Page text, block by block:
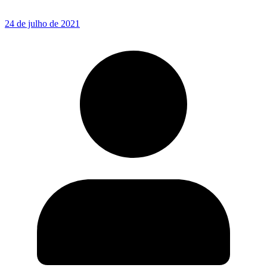
24 de julho de 2021